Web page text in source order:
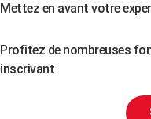
Mettez en avant votre
Profitez de nombreuses
inscrivant